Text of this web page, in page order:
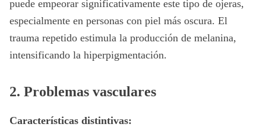
puede empeorar significativamente este tipo de ojeras,
especialmente en personas con piel más oscura. El
trauma repetido estimula la producción de melanina,
intensificando la hiperpigmentación.
2. Problemas vasculares
Características distintivas: